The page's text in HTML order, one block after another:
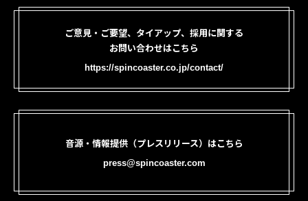
ご意見・ご要望、タイアップ、採用に関する
お問い合わせはこちら
https://spincoaster.co.jp/contact/
音源・情報提供（プレスリリース）はこちら
press@spincoaster.com